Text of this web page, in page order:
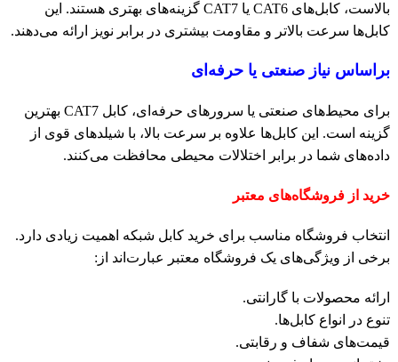
بالاست، کابل‌های CAT6 یا CAT7 گزینه‌های بهتری هستند. این
کابل‌ها سرعت بالاتر و مقاومت بیشتری در برابر نویز ارائه می‌دهند.
براساس نیاز صنعتی یا حرفه‌ای
برای محیط‌های صنعتی یا سرورهای حرفه‌ای، کابل CAT7 بهترین
گزینه است. این کابل‌ها علاوه بر سرعت بالا، با شیلدهای قوی از
داده‌های شما در برابر اختلالات محیطی محافظت می‌کنند.
خرید از فروشگاه‌های معتبر
انتخاب فروشگاه مناسب برای خرید کابل شبکه اهمیت زیادی دارد.
برخی از ویژگی‌های یک فروشگاه معتبر عبارت‌اند از:
ارائه محصولات با گارانتی.
تنوع در انواع کابل‌ها.
قیمت‌های شفاف و رقابتی.